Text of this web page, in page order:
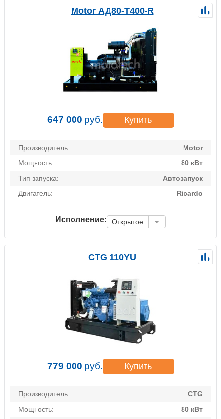
Motor АД80-Т400-R
647 000 руб. Купить
Производитель:
Motor
Мощность:
80 кВт
Тип запуска:
Автозапуск
Двигатель:
Ricardo
Исполнение: Открытое
CTG 110YU
779 000 руб. Купить
Производитель:
CTG
Мощность:
80 кВт